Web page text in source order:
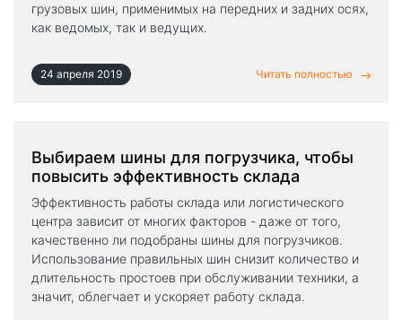
грузовых шин, применимых на передних и задних осях,
как ведомых, так и ведущих.
24 апреля 2019 Читать полностью
Выбираем шины для погрузчика, чтобы
повысить эффективность склада
Эффективность работы склада или логистического
центра зависит от многих факторов - даже от того,
качественно ли подобраны шины для погрузчиков.
Использование правильных шин снизит количество и
длительность простоев при обслуживании техники, а
значит, облегчает и ускоряет работу склада.